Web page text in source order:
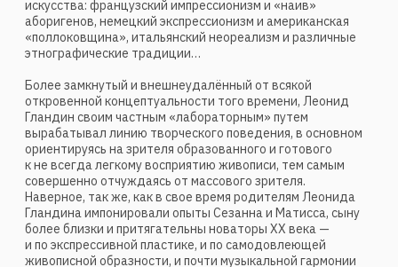
Н.Иванов
журнал «Юный Художник»